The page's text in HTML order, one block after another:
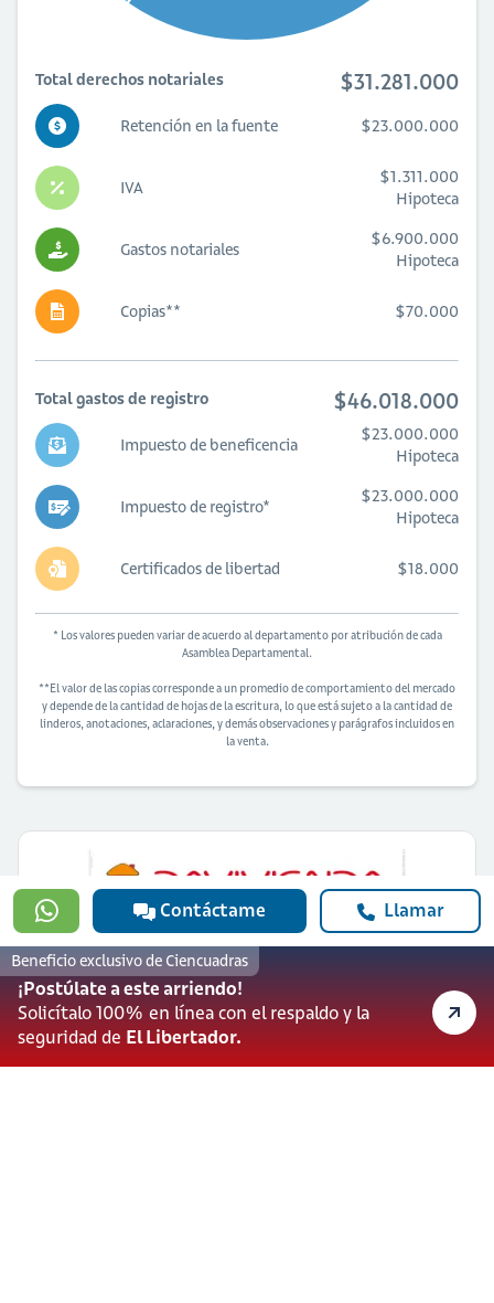
Contáctame Llamar
Beneficio exclusivo de Ciencuadras
¡Postúlate a este arriendo!
Solicítalo 100% en línea con el respaldo y la
seguridad de El Libertador.
Total derechos notariales $31.281.000
Retención en la fuente $23.000.000
IVA
$1.311.000
Hipoteca
Gastos notariales
$6.900.000
Hipoteca
Copias** $70.000
Total gastos de registro $46.018.000
Impuesto de beneficencia
$23.000.000
Hipoteca
Impuesto de registro*
$23.000.000
Hipoteca
Certificados de libertad $18.000
* Los valores pueden variar de acuerdo al departamento por atribución de cada
Asamblea Departamental.
**El valor de las copias corresponde a un promedio de comportamiento del mercado
y depende de la cantidad de hojas de la escritura, lo que está sujeto a la cantidad de
linderos, anotaciones, aclaraciones, y demás observaciones y parágrafos incluidos en
la venta.
¿Quieres solicitar financiación para
comprar esta vivienda?
Solicitar ahora
Banco Davivienda S.A. actúa como prestador de productos y servicios financieros.
Ciencuadras, una marca de Servicios Bolívar S.A actúa como portal web
inmobiliario para la oferta de inmuebles.